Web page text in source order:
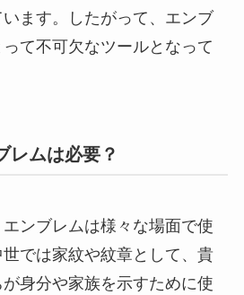
ます。したがって、エンブ
て不可欠なツールとなって
レムは必要？
ンブレムは様々な場面で使
では家紋や紋章として、貴
身分や家族を示すために使